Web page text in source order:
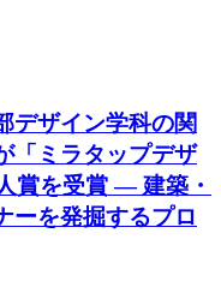
デザイン学科の関
「ミラタップデザ
賞を受賞 ― 建築・
ーを発掘するプロ